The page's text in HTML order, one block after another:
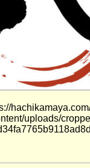
uploads/